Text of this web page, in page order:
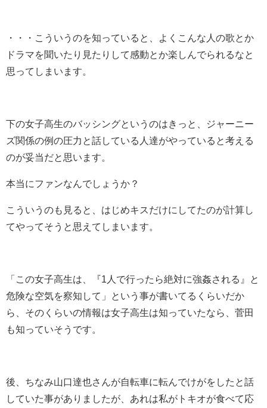
・・・こういうのを知っていると、よくこんな人の歌とか
ドラマを聞いたり見たりして感動とか楽しんでられるなと
思ってしまいます。
下の女子高生のバッシングというのはきっと、ジャーニー
ズ関係の例の圧力と話している人達がやっていると考える
のが妥当だと思います。
本当にファンなんでしょうか？
こういうのも見ると、はじめキスだけにしてたのが計算し
てやってそうと思えてしまいます。
「この女子高生は、『1人で行ったら絶対に強姦される』と
危険な空気を察知して」という事が書いてるくらいだか
ら、そのくらいの情報は女子高生は知っていたなら、菅田
も知っていそうです。
後、ちなみ山口達也さんが自転車に転んでけがをしたと話
していた事がありましたが、あれは私がトキオが食べて応